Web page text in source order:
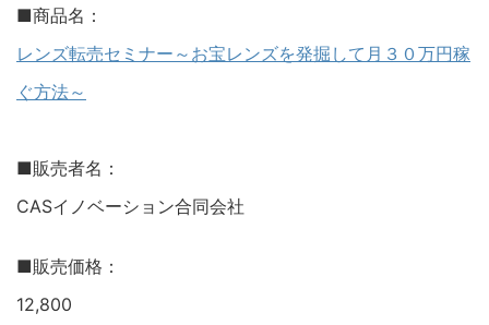
■商品名：
レンズ転売セミナー～お宝レンズを発掘して月３０万円稼
ぐ方法～
■販売者名：
CASイノベーション合同会社
■販売価格：
12,800